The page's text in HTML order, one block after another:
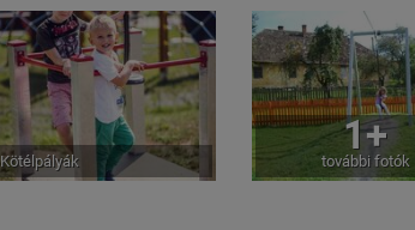
Kötélpályák
1+
további fotók